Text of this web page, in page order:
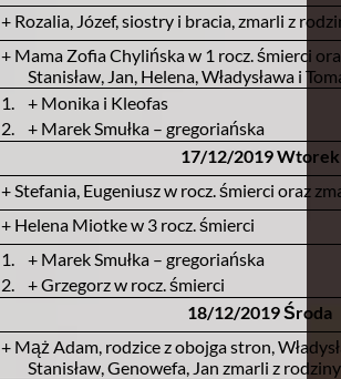
+ Rozalia, Józef, siostry i bracia, zmarli z
+ Mama Zofia Chylińska w 1 rocz. śmierci
Stanisław, Jan, Helena, Władysława i
1.
+ Monika i Kleofas
2.
+ Marek Smułka – gregoriańska
17/12/2019 Wtorek
+ Stefania, Eugeniusz w rocz. śmierci oraz
+ Helena Miotke w 3 rocz. śmierci
1.
+ Marek Smułka – gregoriańska
2.
+ Grzegorz w rocz. śmierci
18/12/2019 Środa
+ Mąż Adam, rodzice z obojga stron,
Stanisław, Genowefa, Jan zmarli z rodziny